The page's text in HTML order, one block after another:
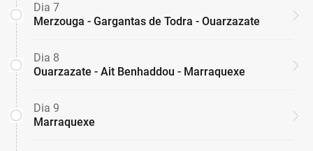
Dia 7
Merzouga - Gargantas de Todra - Ouarzazate
Dia 8
Ouarzazate - Ait Benhaddou - Marraquexe
Dia 9
Marraquexe